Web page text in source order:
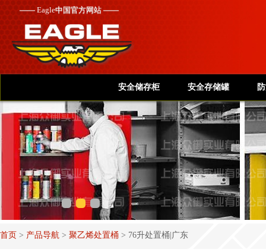
——Eagle中国官方网站 ——
安全储存柜 安全存储罐
首页 > 产品导航 > 聚乙烯处置桶 > 76升处置桶|广东